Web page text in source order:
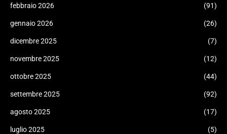
febbraio 2026 (91)
gennaio 2026 (26)
dicembre 2025 (7)
novembre 2025 (12)
ottobre 2025 (44)
settembre 2025 (92)
agosto 2025 (17)
luglio 2025 (5)